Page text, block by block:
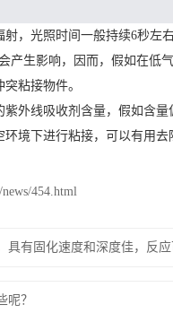
，光照时间一般持续6秒左
产生影响，因而，假如在低
粘接物件。
外线吸收剂含量，假如含
境下进行粘接，可以有用去
454.html
具有固化速度和深度佳，反
呢？